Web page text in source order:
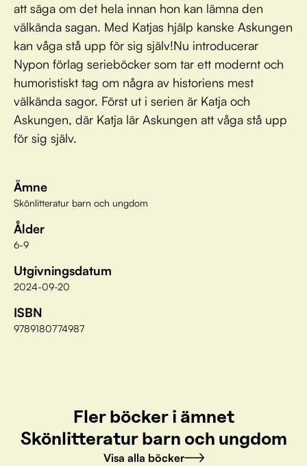
att säga om det hela innan hon kan lämna den
välkända sagan. Med Katjas hjälp kanske Askungen
kan våga stå upp för sig själv!Nu introducerar
Nypon förlag serieböcker som tar ett modernt och
humoristiskt tag om några av historiens mest
välkända sagor. Först ut i serien är Katja och
Askungen, där Katja lär Askungen att våga stå upp
för sig själv.
Ämne
Skönlitteratur barn och ungdom
Ålder
6-9
Utgivningsdatum
2024-09-20
ISBN
9789180774987
Fler böcker i ämnet
Skönlitteratur barn och ungdom
Visa alla böcker